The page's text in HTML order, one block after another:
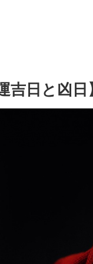
吉日と凶日